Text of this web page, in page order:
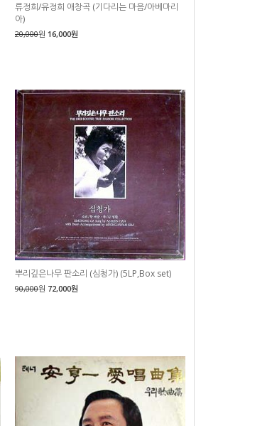
류정희/유정희 애창곡 (기다리는 마음/아베마리
아)
20,000원 16,000원
뿌리깊은나무 판소리 (심청가) (5LP,Box set)
90,000원 72,000원